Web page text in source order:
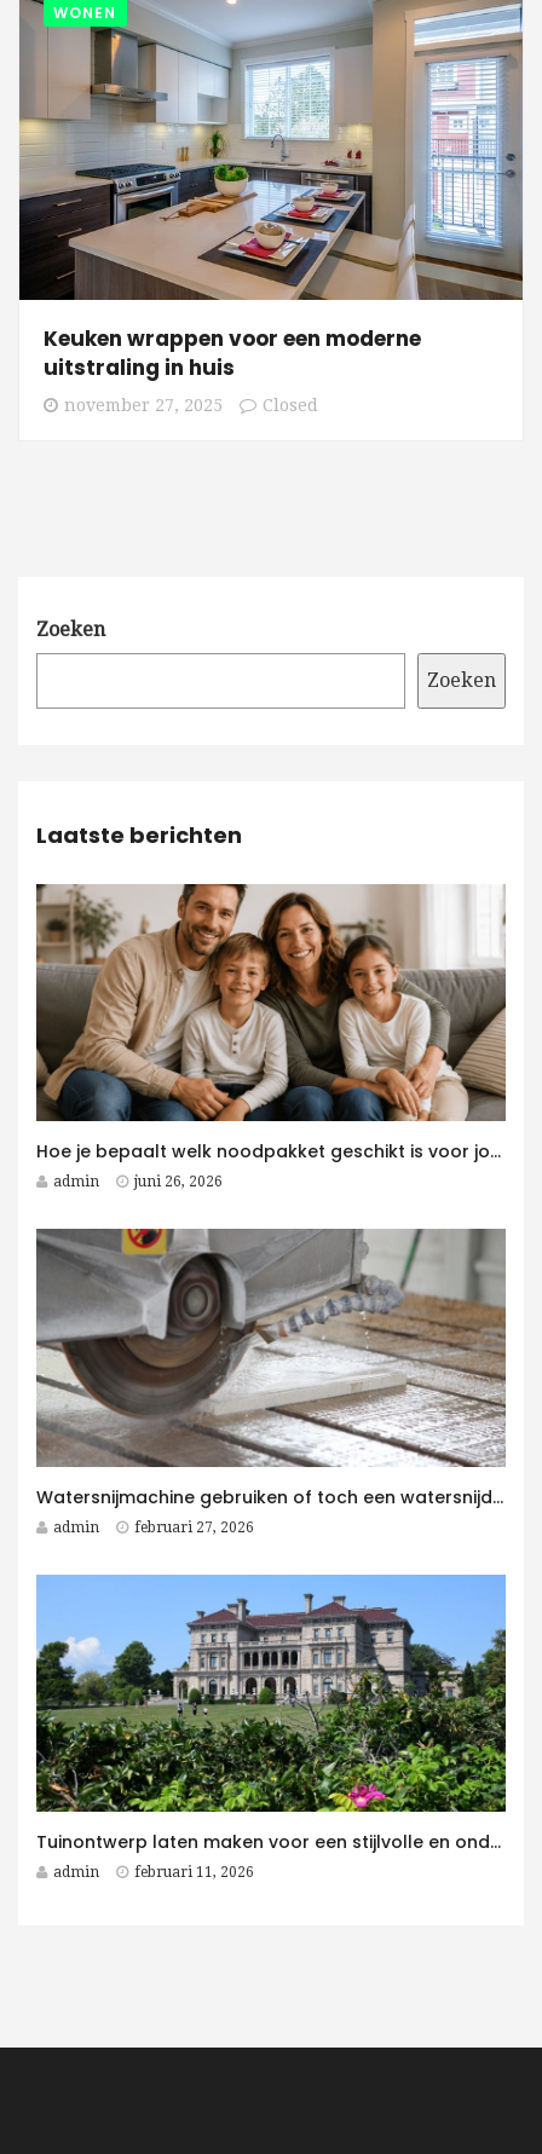
WONEN
Keuken wrappen voor een moderne
uitstraling in huis
november 27, 2025 Closed
Zoeken
Zoeken
Laatste berichten
Hoe je bepaalt welk noodpakket geschikt is voor jouw gezin
admin juni 26, 2026
Watersnijmachine gebruiken of toch een watersnijder kopen voor jouw bedrijf?
admin februari 27, 2026
Tuinontwerp laten maken voor een stijlvolle en onderhoudsvriendelijke villatuin
admin februari 11, 2026